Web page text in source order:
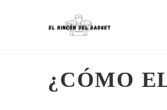
¿CÓMO